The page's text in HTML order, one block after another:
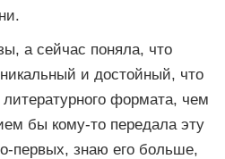
а сейчас поняла, что
и достойный, что
формата, чем
бы кому-то передала эту
первых, знаю его больше,